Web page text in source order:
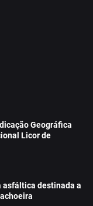
Geográfica
Licor de
asfáltica destinada a